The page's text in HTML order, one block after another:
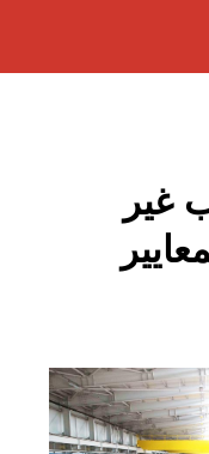
غير